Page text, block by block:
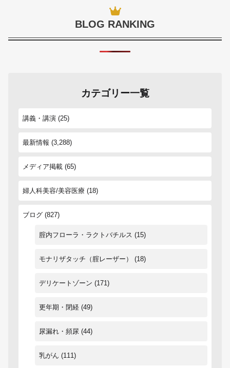
BLOG RANKING
カテゴリー一覧
講義・講演 (25)
最新情報 (3,288)
メディア掲載 (65)
婦人科美容/美容医療 (18)
ブログ (827)
腟内フローラ・ラクトバチルス (15)
モナリザタッチ（腟レーザー） (18)
デリケートゾーン (171)
更年期・閉経 (49)
尿漏れ・頻尿 (44)
乳がん (111)